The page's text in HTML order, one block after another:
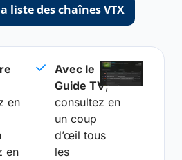
liste des chaînes VTX
en
en
Avec le
Guide TV,
consultez en
un coup
d’œil tous
les